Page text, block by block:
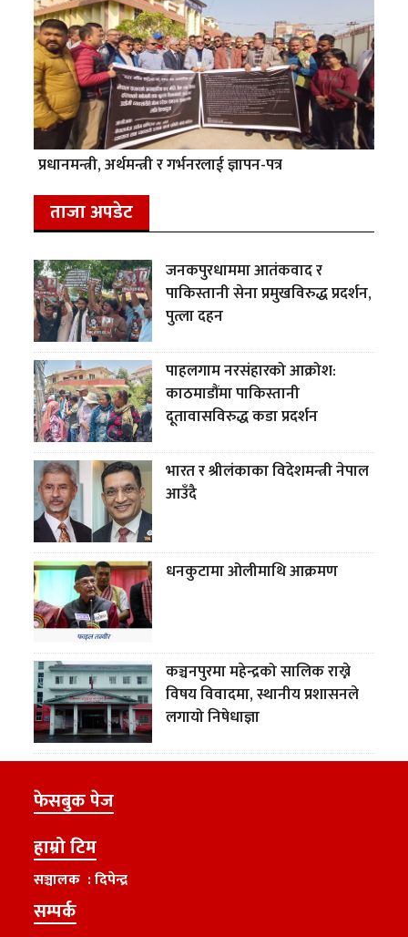
प्रधानमन्त्री, अर्थमन्त्री र गर्भनरलाई ज्ञापन-पत्र
ताजा अपडेट
जनकपुरधाममा आतंकवाद र
पाकिस्तानी सेना प्रमुखविरुद्ध प्रदर्शन,
पुत्ला दहन
पाहलगाम नरसंहारको आक्रोश:
काठमाडौंमा पाकिस्तानी
दूतावासविरुद्ध कडा प्रदर्शन
भारत र श्रीलंकाका विदेशमन्त्री नेपाल
आउँदै
धनकुटामा ओलीमाथि आक्रमण
कञ्चनपुरमा महेन्द्रको सालिक राख्ने
विषय विवादमा, स्थानीय प्रशासनले
लगायो निषेधाज्ञा
फेसबुक पेज
हाम्रो टिम
सञ्चालक : दिपेन्द्र
सम्पर्क